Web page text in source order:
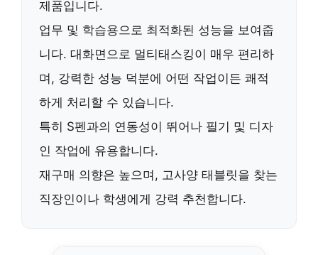
제품입니다.
업무 및 학습용으로 최적화된 성능을 보여줍
니다. 대화면 으로 멀티태스킹이 매우 편리하
며, 강력한 성능 덕분에 어떤 작업이든 쾌적
하게 처리할 수 있습니다.
특히 S펜과의 연동성이 뛰어나 필기 및 디자
인 작업에 유용합니다.
재구매 의향은 높으며, 고사양 태블릿을 찾는
직장인이나 학생에게 강력 추천합니다.